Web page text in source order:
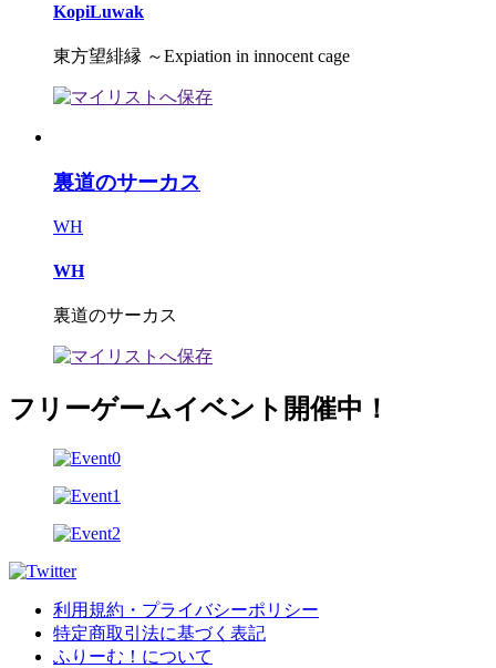
KopiLuwak
東方望緋縁 ～Expiation in innocent cage
裏道のサーカス
WH
WH
裏道のサーカス
フリーゲームイベント開催中！
利用規約・プライバシーポリシー
特定商取引法に基づく表記
ふりーむ！について